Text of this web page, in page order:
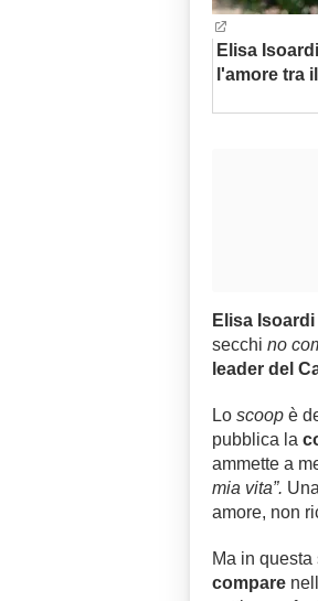
Elisa
l'amore tra
Elisa
secchi no
leader del
Lo scoop è
pubblica la
ammette a
mia vita”.
amore, non
Ma in
compare